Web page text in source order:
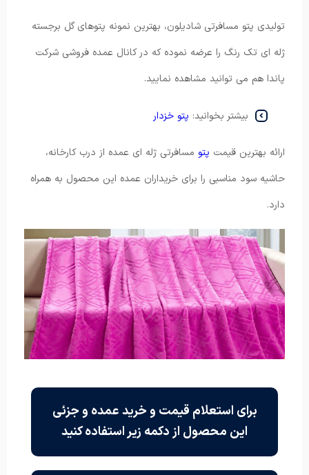
تولیدی پتو مسافرتی شادیلون، بهترین نمونه پتوهای گل برجسته
ژله ای تک رنگ را عرضه نموده که در کانال عمده فروشی شرکت
پاندا هم می توانید مشاهده نمایید.
بیشتر بخوانید: پتو خزدار
ارائه بهترین قیمت پتو مسافرتی ژله ای عمده از درب کارخانه،
حاشیه سود مناسبی را برای خریداران عمده این محصول به همراه
دارد.
برای استعلام قیمت و خرید عمده و جزئی
این محصول از دکمه زیر استفاده کنید